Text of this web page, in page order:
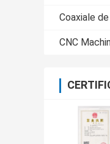
Coaxiale
CNC